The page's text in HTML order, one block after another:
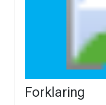
Forklaring